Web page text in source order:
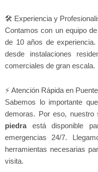
🛠️ Experiencia y
Contamos con un equipo
de 10 años de
desde instalaciones
comerciales de gran escala.
⚡ Atención Rápida en
Sabemos lo importante
demoras. Por eso, nuestro
piedra está disponible
emergencias 24/7.
herramientas necesarias
visita.